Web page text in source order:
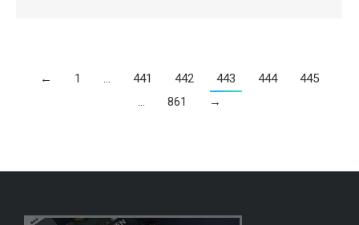
← 1 … 441 442 443 444
445
…
861 →